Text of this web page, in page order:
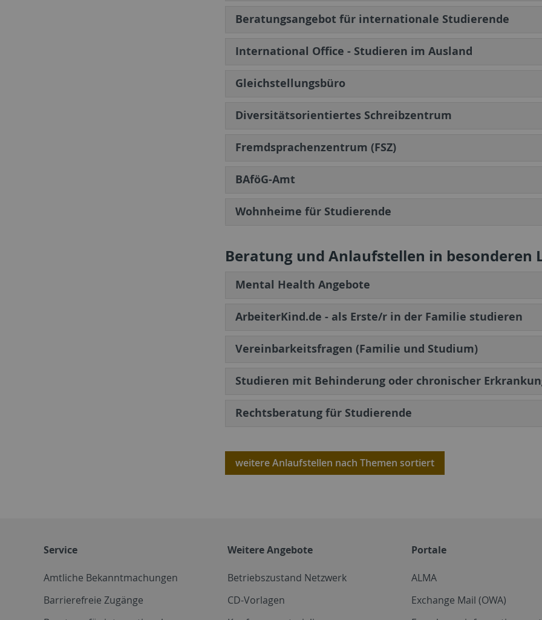
Beratungsangebot für internationale Studierende
International Office - Studieren im Ausland
Gleichstellungsbüro
Diversitätsorientiertes Schreibzentrum
Fremdsprachenzentrum (FSZ)
BAföG-Amt
Wohnheime für Studierende
Beratung und Anlaufstellen in besonderen
Mental Health Angebote
ArbeiterKind.de - als Erste/r in der Familie studieren
Vereinbarkeitsfragen (Familie und Studium)
Studieren mit Behinderung oder chronischer
Rechtsberatung für Studierende
weitere Anlaufstellen nach Themen sortiert
Service
Amtliche Bekanntmachungen
Barrierefreie Zugänge
Weitere Angebote
Betriebszustand Netzwerk
CD-Vorlagen
Portale
ALMA
Exchange Mail (OWA)